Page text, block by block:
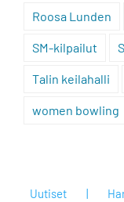
Roosa Lunden
SM-kilpailut
Talin keilahalli
women bowling
Uutiset